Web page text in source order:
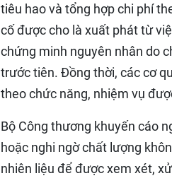
tiêu hao và tổng hợp chi phí
cố được cho là xuất phát từ
chứng minh nguyên nhân do
trước tiên. Đồng thời, các cơ
theo chức năng, nhiệm vụ
Bộ Công thương khuyến cáo
hoặc nghi ngờ chất lượng
nhiên liệu để được xem xét,